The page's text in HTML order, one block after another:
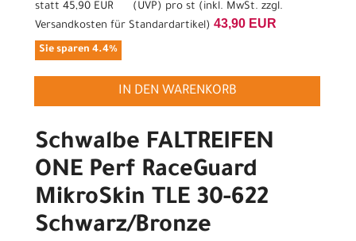
statt 45,90 EUR ( UVP) pro st (inkl. MwSt. zzgl.
Versandkosten für Standardartikel) 43,90 EUR
Sie sparen 4.4%
IN DEN WARENKORB
Schwalbe FALTREIFEN
ONE Perf RaceGuard
MikroSkin TLE 30-622
Schwarz/Bronze